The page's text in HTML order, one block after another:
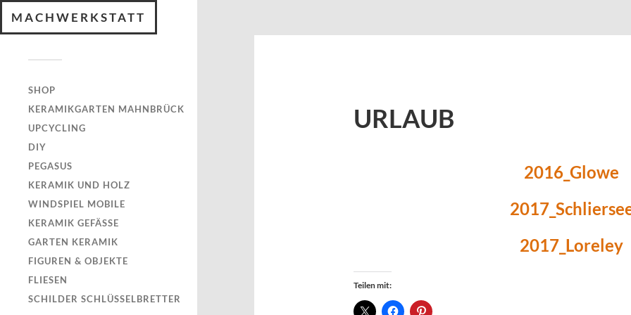
MACHWERKSTATT
SHOP
KERAMIKGARTEN MAHNBRÜCK
UPCYCLING
DIY
PEGASUS
KERAMIK UND HOLZ
WINDSPIEL MOBILE
KERAMIK GEFÄSSE
GARTEN KERAMIK
FIGUREN & OBJEKTE
FLIESEN
SCHILDER SCHLÜSSELBRETTER
URLAUB
2016_Glowe
2017_Loreley
Teilen mit: